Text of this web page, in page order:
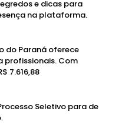
e dicas para
na plataforma.
do Paraná oferece
profissionais. Com
7.616,88
Seletivo para de